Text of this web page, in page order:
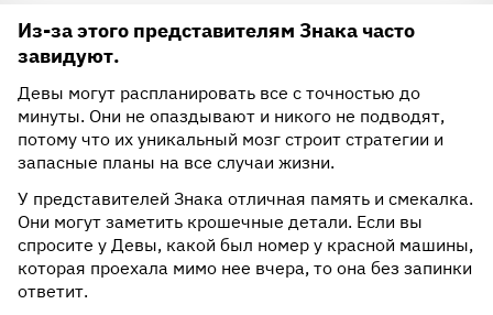
Из-за этого представителям Знака часто
завидуют.
Девы могут распланировать все с точностью до
минуты. Они не опаздывают и никого не подводят,
потому что их уникальный мозг строит стратегии и
запасные планы на все случаи жизни.
У представителей Знака отличная память и смекалка.
Они могут заметить крошечные детали. Если вы
спросите у Девы, какой был номер у красной машины,
которая проехала мимо нее вчера, то она без запинки
ответит.